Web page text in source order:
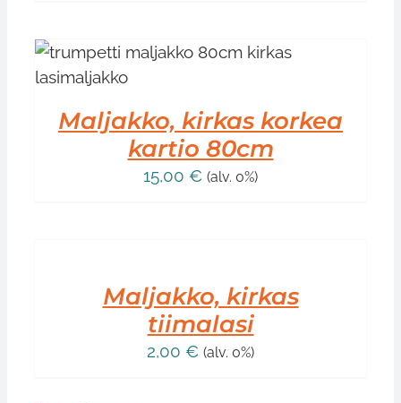
Maljakko, kirkas korkea
kartio 80cm
15,00 € (alv. 0%)
Maljakko, kirkas
tiimalasi
2,00 € (alv. 0%)